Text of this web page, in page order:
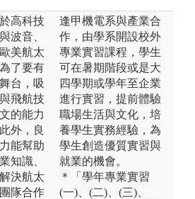
高科技
波音、
美航太
了要有
台，吸
飛航技
的能力
外，良
能幫助
知識、
決航太
隊合作
逢甲機電系與產業合
作，由學系開設校外
專業實習課程，學生
可在暑期階段或是大
四學期或學年至企業
進行實習，提前體驗
職場生活與文化，培
養學生實務經驗，為
學生創造優質實習與
就業的機會。
＊「學年專業實習
(一)、(二)、(三)、